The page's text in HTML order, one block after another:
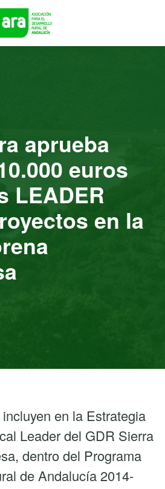
aprueba
euros
LEADER
en la
en la Estrategia
Leader del GDR Sierra
dentro del Programa
de Andalucía 2014-